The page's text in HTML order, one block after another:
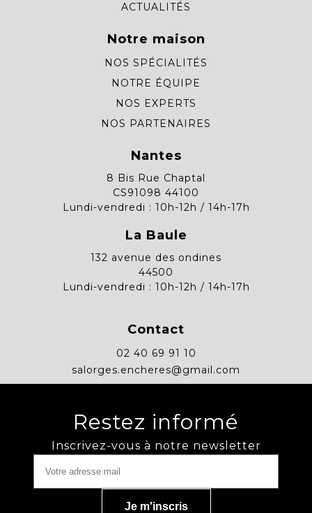
ACTUALITÉS
Notre maison
NOS SPÉCIALITÉS
NOTRE ÉQUIPE
NOS EXPERTS
NOS PARTENAIRES
Nantes
8 Bis Rue Chaptal
CS91098 44100
Lundi-vendredi : 10h-12h / 14h-17h
La Baule
132 avenue des ondines
44500
Lundi-vendredi : 10h-12h / 14h-17h
Contact
02 40 69 91 10
salorges.encheres@gmail.com
Restez informé
Inscrivez-vous à notre newsletter